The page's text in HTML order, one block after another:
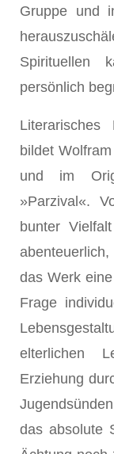
Gruppe und
Spirituellen
persönlich
Literarisches
bildet
und im
»Parzival«.
bunter
das Werk
Frage
elterlichen
Erziehung
das absolute